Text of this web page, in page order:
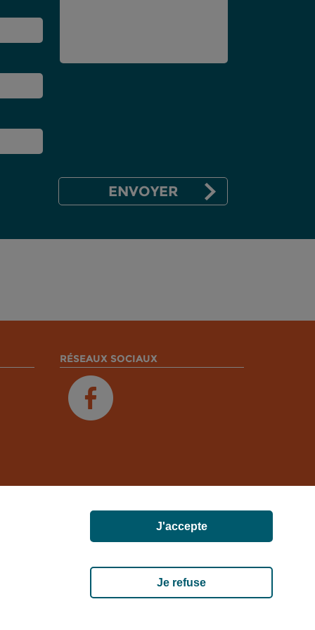
RÉSEAUX SOCIAUX
MERLIEUX-ET-FOUQUEROLLES FRANCE
Je refuse
J'accepte